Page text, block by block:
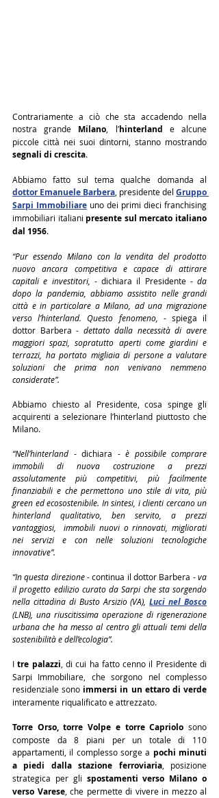
Contrariamente a ciò che sta accadendo nella
nostra grande Milano , l’hinterland e alcune
segnali di crescita.
dottor Emanuele Barbera , presidente del Gruppo
Sarpi Immobiliare uno dei primi dieci franchising
immobiliari italiani presente sul mercato italiano
dal 1956.
“Pur essendo Milano con la vendita del prodotto
nuovo ancora competitiva e capace di attirare
capitali e investitori, - dichiara il Presidente - da
dopo la pandemia, abbiamo assistito nelle grandi
città e in particolare a Milano, ad una migrazione
verso l’hinterland. Questo fenomeno, - spiega il
dottor Barbera - dettato dalla necessità di avere
maggiori spazi, sopratutto aperti come giardini e
terrazzi, ha portato migliaia di persone a valutare
soluzioni che prima non venivano nemmeno
considerate”.
Abbiamo chiesto al Presidente, cosa spinge gli
acquirenti a selezionare l’hinterland piuttosto che
Milano.
“Nell’hinterland - dichiara - è possibile comprare
immobili di nuova costruzione a prezzi
assolutamente più competitivi, più facilmente
finanziabili e che permettono uno stile di vita, più
green ed ecosostenibile. In sintesi, i clienti cercano un
hinterland qualitativo, ben servito, a prezzi
vantaggiosi,  immobili nuovi o rinnovati, migliorati
nei servizi e con nelle soluzioni tecnologiche
innovative”.
“In questa direzione - continua il dottor Barbera - va
il progetto edilizio curato da Sarpi che sta sorgendo
nella cittadina di Busto Arsizio (VA), Luci nel Bosco
(LNB), una riuscitissima operazione di rigenerazione
urbana che ha messo al centro gli attuali temi della
sostenibilità e dell’ecologia”.
I tre palazzi , di cui ha fatto cenno il Presidente di
Sarpi Immobiliare, che sorgono nel complesso
residenziale sono immersi in un ettaro di verde
interamente riqualificato e attrezzato.
Torre Orso, torre Volpe e torre Capriolo sono
composte da 8 piani per un totale di 110
appartamenti, il complesso sorge a pochi minuti
a piedi dalla stazione ferroviaria, posizione
strategica per gli spostamenti verso Milano o
verso Varese, che permette di vivere in mezzo al